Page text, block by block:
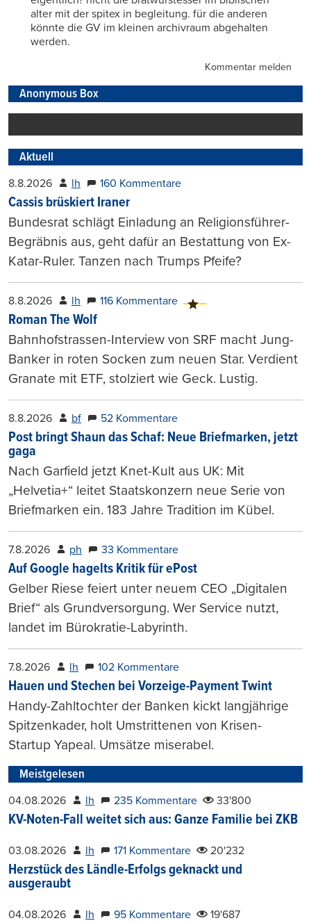
alter mit der spitex in begleitung. für die anderen
könnte die GV im kleinen archivraum abgehalten
werden.
Kommentar melden
Anonymous Box
Aktuell
8.8.2026 lh 160 Kommentare
Cassis brüskiert Iraner
Bundesrat schlägt Einladung an Religionsführer-
Begräbnis aus, geht dafür an Bestattung von Ex-
Katar-Ruler. Tanzen nach Trumps Pfeife?
8.8.2026 lh 116 Kommentare
Roman The Wolf
Bahnhofstrassen-Interview von SRF macht Jung-
Banker in roten Socken zum neuen Star. Verdient
Granate mit ETF, stolziert wie Geck. Lustig.
8.8.2026 bf 52 Kommentare
Post bringt Shaun das Schaf: Neue Briefmarken, jetzt
gaga
Nach Garfield jetzt Knet-Kult aus UK: Mit
„Helvetia+“ leitet Staatskonzern neue Serie von
Briefmarken ein. 183 Jahre Tradition im Kübel.
7.8.2026 ph 33 Kommentare
Auf Google hagelts Kritik für ePost
Gelber Riese feiert unter neuem CEO „Digitalen
Brief“ als Grundversorgung. Wer Service nutzt,
landet im Bürokratie-Labyrinth.
7.8.2026 lh 102 Kommentare
Hauen und Stechen bei Vorzeige-Payment Twint
Handy-Zahltochter der Banken kickt langjährige
Spitzenkader, holt Umstrittenen von Krisen-
Startup Yapeal. Umsätze miserabel.
Meistgelesen
04.08.2026 lh 235 Kommentare 33'800
KV-Noten-Fall weitet sich aus: Ganze Familie bei ZKB
03.08.2026 lh 171 Kommentare 20'232
Herzstück des Ländle-Erfolgs geknackt und
ausgeraubt
04.08.2026 lh 95 Kommentare 19'687